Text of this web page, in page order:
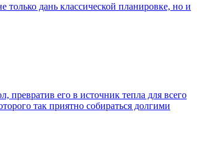
дань классической планировке, но и
превратив его в источник тепла для всего
так приятно собираться долгими